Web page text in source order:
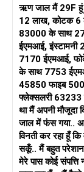
ऋण जाल मैं 29F हूं
12 लाख, कोटक
83000 के साथ
ईएमआई,
7170 ईएमआई,
के साथ 7753
45850 फाइब
फ्लेक्सलरी 63233
था मैं अपनी
जाल में फंस गया..
विनती कर रहा हूँ
सकूँ.. मैं बहुत
मेरे पास कोई